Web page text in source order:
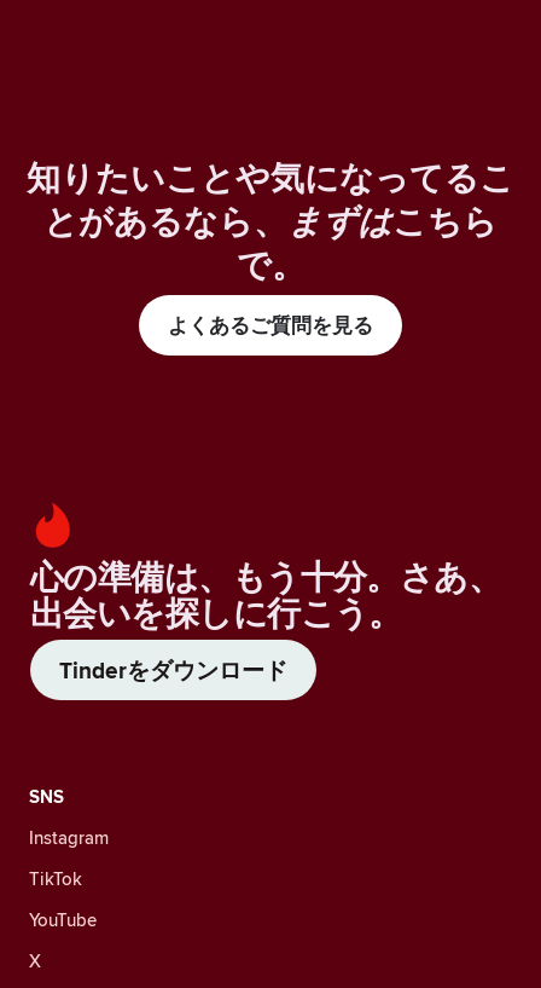
知りたいことや気になってるこ
とがあるなら、
まずはこちら
で。
よくあるご質問を見る
心の準備は、もう十分。さあ、
出会いを探しに行こう。
Tinderをダウンロード
SNS
Instagram
TikTok
YouTube
X